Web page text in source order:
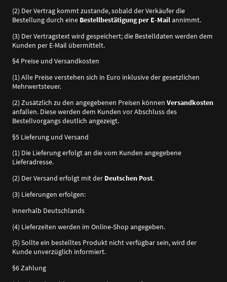
(2) Der Vertrag kommt zustande, sobald der Verkäufer die
Bestellung durch eine Bestellbestätigung per E-Mailannimmt.
(3) Der Vertragstext wird gespeichert; die Bestelldaten werden dem
Kunden per E-Mail übermittelt.
§4 Preise und Versandkosten
(1) Alle Preise verstehen sich in Euro inklusive der gesetzlichen
Mehrwertsteuer.
(2) Zusätzlich zu den angegebenen Preisen können Versandkosten
anfallen. Diese werden dem Kunden vor Abschluss des
Bestellvorgangs deutlich angezeigt.
§5 Lieferung und Versand
(1) Die Lieferung erfolgt an die vom Kunden angegebene
Lieferadresse.
(2) Der Versand erfolgt mit der Deutschen Post.
(3) Lieferungen erfolgen:
innerhalb Deutschlands
(4) Lieferzeiten werden im Online-Shop angegeben.
(5) Sollte ein bestelltes Produkt nicht verfügbar sein, wird der
Kunde unverzüglich informiert.
§6 Zahlung